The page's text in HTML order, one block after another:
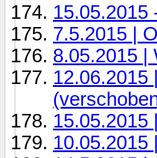
15.05.2015
7.5.2015 |
8.05.2015 |
12.06.2015
15.05.2015
10.05.2015